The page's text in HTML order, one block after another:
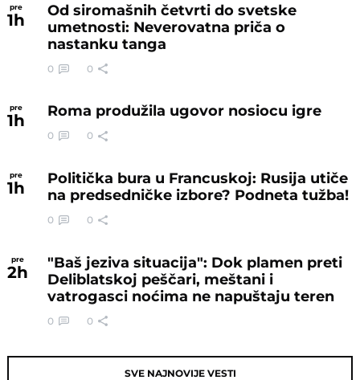
pre
1h
Od siromašnih četvrti do svetske
umetnosti: Neverovatna priča o
nastanku tanga
0 0
pre
1h
Roma produžila ugovor nosiocu igre
0 0
pre
1h
Politička bura u Francuskoj: Rusija utiče
na predsedničke izbore? Podneta tužba!
0 0
pre
2h
"Baš jeziva situacija": Dok plamen preti
Deliblatskoj peščari, meštani i
vatrogasci noćima ne napuštaju teren
0 0
SVE NAJNOVIJE VESTI